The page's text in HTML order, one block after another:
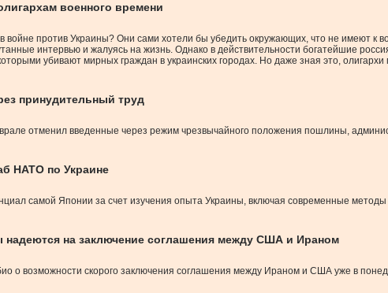
военного времени
в войне против Украины? Они сами хотели бы убедить окружающих, что не имеют
интервью и жалуясь на жизнь. Однако в действительности богатейшие
убивают мирных граждан в украинских городах. Но даже зная это,
принудительный труд
отменил введенные через режим чрезвычайного положения пошлины,
НАТО по Украине
самой Японии за счет изучения опыта Украины, включая современные
на заключение соглашения между США и Ираном
о возможности скорого заключения соглашения между Ираном и США уже в